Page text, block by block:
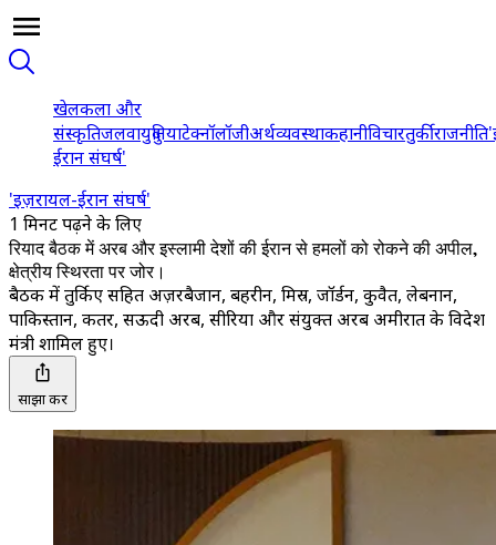
खेलकला और
संस्कृतिजलवायुदुनियाटेक्नॉलॉजीअर्थव्यवस्थाकहानीविचारतुर्कीराजनीति
ईरान संघर्ष'
'इज़रायल-ईरान संघर्ष'
1 मिनट पढ़ने के लिए
रियाद बैठक में अरब और इस्लामी देशों की ईरान से हमलों को रोकने की अपील,
क्षेत्रीय स्थिरता पर जोर।
बैठक में तुर्किए सहित अज़रबैजान, बहरीन, मिस्र, जॉर्डन, कुवैत, लेबनान,
पाकिस्तान, कतर, सऊदी अरब, सीरिया और संयुक्त अरब अमीरात के विदेश
मंत्री शामिल हुए।
साझा करें